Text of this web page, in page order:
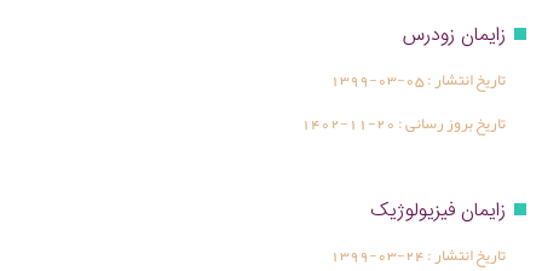
زایمان زودرس
تاریخ انتشار :1399-03-05
تاریخ بروز رسانی :1402-11-20
زایمان فیزیولوژیک
تاریخ انتشار :1399-03-24